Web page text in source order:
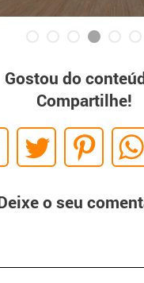
Gostou do
Compartilhe!
o seu